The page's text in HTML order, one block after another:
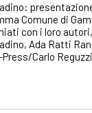
Comune di
con i loro
Ada Ratti
Carlo Reguzzi